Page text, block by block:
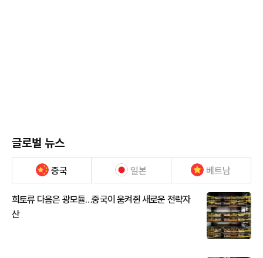
글로벌 뉴스
중국 일본 베트남
희토류 다음은 광모듈…중국이 움켜쥔 새로운 전략자
산